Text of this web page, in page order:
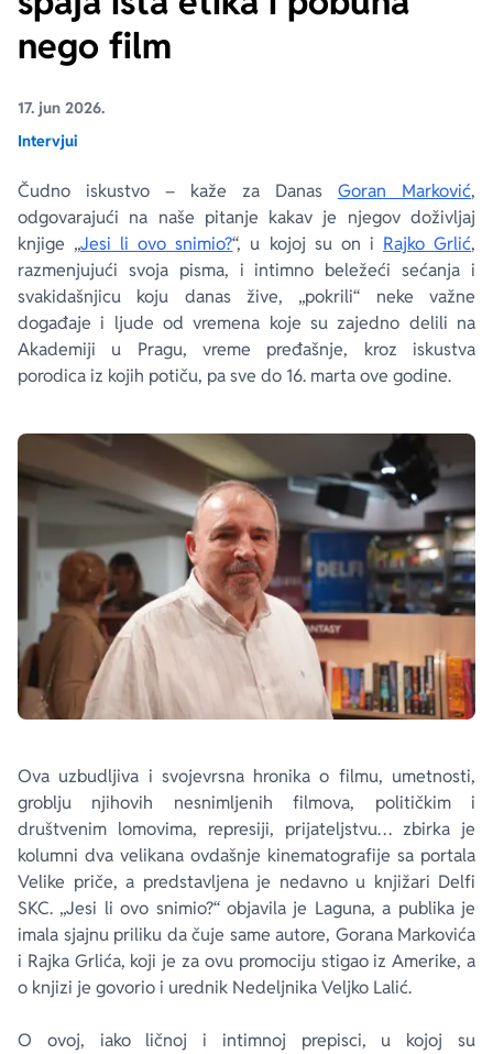
nego film
17. jun 2026.
Intervjui
Čudno iskustvo – kaže za Danas Goran Marković,
odgovarajući na naše pitanje kakav je njegov doživljaj
knjige „Jesi li ovo snimio?“, u kojoj su on i Rajko Grlić,
razmenjujući svoja pisma, i intimno beležeći sećanja i
svakidašnjicu koju danas žive, „pokrili“ neke važne
događaje i ljude od vremena koje su zajedno delili na
Akademiji u Pragu, vreme pređašnje, kroz iskustva
porodica iz kojih potiču, pa sve do 16. marta ove godine.
Ova uzbudljiva i svojevrsna hronika o filmu, umetnosti,
groblju njihovih nesnimljenih filmova, političkim i
društvenim lomovima, represiji, prijateljstvu… zbirka je
kolumni dva velikana ovdašnje kinematografije sa portala
Velike priče, a predstavljena je nedavno u knjižari Delfi
SKC. „Jesi li ovo snimio?“ objavila je Laguna, a publika je
imala sjajnu priliku da čuje same autore, Gorana Markovića
i Rajka Grlića, koji je za ovu promociju stigao iz Amerike, a
o knjizi je govorio i urednik Nedeljnika Veljko Lalić.
O ovoj, iako ličnoj i intimnoj prepisci, u kojoj su
Ekranizovane knjige
Za poklon
E-knjige
Autori
Poezija
Lični razvoj i popularna psihologija
Biografija
Bojan Ljubenović
Dejan Tiago-Stanković
Milica Jakovljević Mir-Jam
Peter Handke
Harlan Koben
Elif Šafak